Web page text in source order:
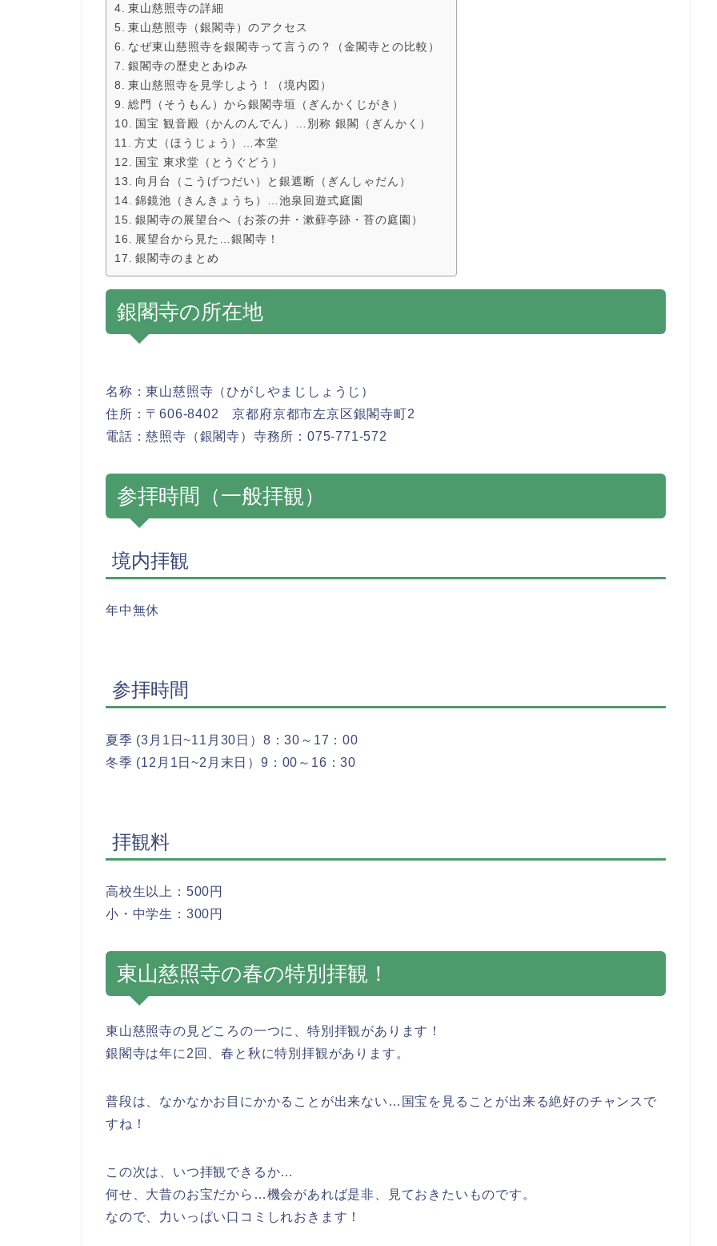
東山慈照寺の詳細
東山慈照寺（銀閣寺）のアクセス
なぜ東山慈照寺を銀閣寺って言うの？（金閣寺との比較）
銀閣寺の歴史とあゆみ
東山慈照寺を見学しよう！（境内図）
総門（そうもん）から銀閣寺垣（ぎんかくじがき）
国宝 観音殿（かんのんでん）…別称 銀閣（ぎんかく）
方丈（ほうじょう）…本堂
国宝 東求堂（とうぐどう）
向月台（こうげつだい）と銀遮断（ぎんしゃだん）
錦鏡池（きんきょうち）…池泉回遊式庭園
銀閣寺の展望台へ（お茶の井・漱蘚亭跡・苔の庭園）
展望台から見た…銀閣寺！
銀閣寺のまとめ
銀閣寺の所在地
名称：東山慈照寺 （ ひがしやまじしょうじ ）
住所：〒606-8402 京都府京都市左京区銀閣寺町2
電話：慈照寺（銀閣寺）寺務所：075-771-572
参拝時間（一般拝観）
境内拝観
年中無休
参拝時間
夏季 (3月1日~11月30日）8：30～17：00
冬季 (12月1日~2月末日）9：00～16：30
拝観料
高校生以上：500円
小・中学生：300円
東山慈照寺の春の特別拝観！
東山慈照寺の見どころの一つに、特別拝観があります！
銀閣寺は年に2回、春と秋に特別拝観があります。
普段は、なかなかお目にかかることが出来ない…国宝を見ることが出来る絶好のチャンスで
すね！
この次は、いつ拝観できるか…
何せ、大昔のお宝だから…機会があれば是非、見ておきたいものです。
なので、力いっぱい口コミしれおきます！